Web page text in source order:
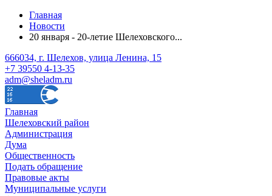
Главная
Новости
20 января - 20-летие Шелеховского...
666034, г. Шелехов, улица Ленина, 15
+7 39550 4-13-35
adm@sheladm.ru
Главная
Шелеховский район
Администрация
Дума
Общественность
Подать обращение
Правовые акты
Муниципальные услуги